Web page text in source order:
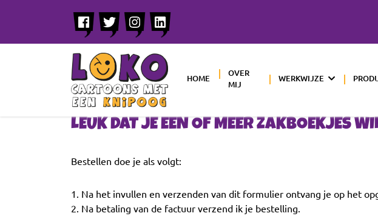
HOME
OVER
MIJ
WERKWIJZE
LEUK DAT JE EEN OF MEER ZAKBOEKJES
Bestellen doe je als volgt:
1. Na het invullen en verzenden van dit formulier ontvang je op het
2. Na betaling van de factuur verzend ik je bestelling.